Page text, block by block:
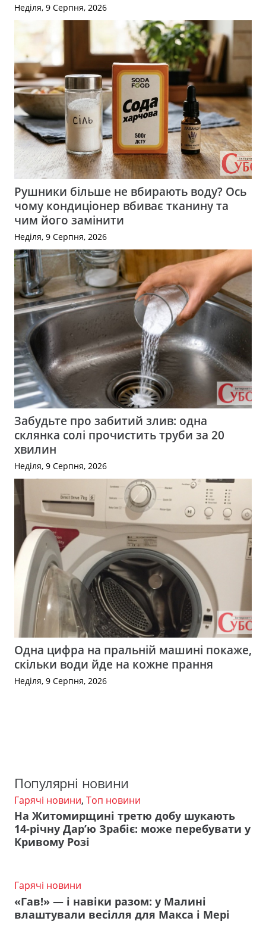
Неділя, 9 Серпня, 2026
Рушники більше не вбирають воду? Ось
чому кондиціонер вбиває тканину та
чим його замінити
Неділя, 9 Серпня, 2026
Забудьте про забитий злив: одна
склянка солі прочистить труби за 20
хвилин
Неділя, 9 Серпня, 2026
Одна цифра на пральній машині покаже,
скільки води йде на кожне прання
Неділя, 9 Серпня, 2026
Популярні новини
Гарячі новини, Топ новини
На Житомирщині третю добу шукають
14-річну Дар’ю Зрабіє: може перебувати у
Кривому Розі
Гарячі новини
«Гав!» — і навіки разом: у Малині
влаштували весілля для Макса і Мері